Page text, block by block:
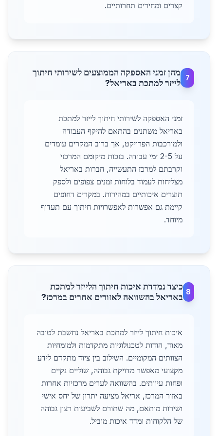
קצרים ומחירים תחרותיים.
7
מהן זמני האספקה הממוצעים לשירותי חיתוך
לייזר למתכת באריאל?
זמני האספקה לשירותי חיתוך לייזר למתכת
באריאל משתנים בהתאם להיקף העבודה
ולמורכבות הפרויקט, אך ברוב המקרים עומדים
על 2-5 ימי עבודה. בזכות מיקומם המרכזי
וקרבתם למרכז התעשייה, חברות באריאל
מצליחות לעמוד בלוחות זמנים צפופים ולספק
תוצרים איכותיים במהירות. במקרים דחופים
קיימת גם אפשרות לאפשרויות חיתוך עם תעדוף
מיוחד.
8
כיצד נמדדת איכות חיתוך הלייזר למתכת
באריאל בהשוואה לאזורים אחרים במרכז?
איכות חיתוך לייזר למתכת באריאל נחשבת לטובה
מאוד, הודות לטכנולוגיות מתקדמות ולמומחיות
הצוותים המקומיים. השילוב בין ציוד מתקדם לידע
מקצועי מאפשר מדויקת גבוהה, שוליים נקיים
ופחות עיוותים. בהשוואה לערים מרכזיות אחרות
באזור המרכז, אריאל מציעה יתרון של יחס אישי
ושירות מותאם, מה שתורם לשביעות רצון גבוהה
של הלקוחות ומדד איכות מוביל.